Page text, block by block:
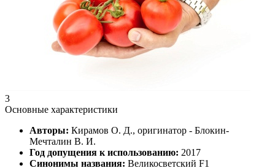
3
Основные характеристики
Авторы: Кирамов О. Д., оригинатор - Блокин-
Мечталин В. И.
Год допущения к использованию: 2017
Синонимы названия: Великосветский F1